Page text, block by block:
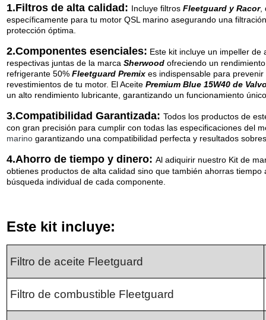
1.Filtros de alta calidad: Incluye filtros Fleetguard y Racor,
específicamente para tu motor QSL marino asegurando una
protección óptima.
2.Componentes esenciales: Este kit incluye un impeller
respectivas juntas de la marca Sherwood ofreciendo un
refrigerante 50% Fleetguard Premix es indispensable para
revestimientos de tu motor. El Aceite Premium Blue 15W40 de
un alto rendimiento lubricante, garantizando un funcionamiento
3.Compatibilidad Garantizada: Todos los productos de
con gran precisión para cumplir con todas las especificaciones del
marino garantizando una compatibilidad perfecta y resultados
4.Ahorro de tiempo y dinero: Al adiquirir nuestro Kit de
obtienes productos de alta calidad sino que también ahorras tiempo
búsqueda individual de cada componente.
Este kit incluye:
Filtro de aceite Fleetguard
Filtro de combustible Fleetguard